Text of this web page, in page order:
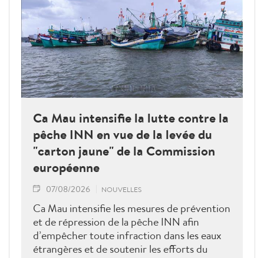
Ca Mau intensifie la lutte contre la
pêche INN en vue de la levée du
"carton jaune" de la Commission
européenne
07/08/2026 NOUVELLES
Ca Mau intensifie les mesures de prévention
et de répression de la pêche INN afin
d’empêcher toute infraction dans les eaux
étrangères et de soutenir les efforts du